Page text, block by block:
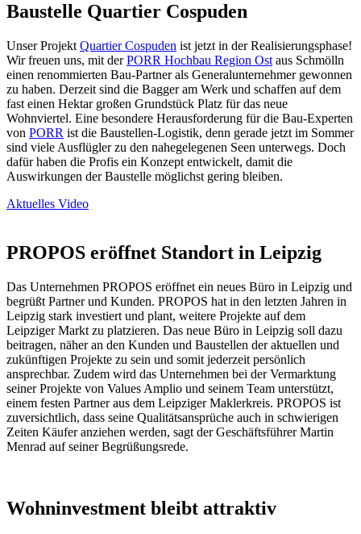
Baustelle Quartier Cospuden
Unser Projekt Quartier Cospuden ist jetzt in der Realisierungsphase!
Wir freuen uns, mit derPORR Hochbau Region Ost aus Schmölln
einen renommierten Bau-Partner als Generalunternehmer gewonnen
zu haben. Derzeit sind die Bagger am Werk und schaffen auf dem
fast einen Hektar großen Grundstück Platz für das neue
Wohnviertel. Eine besondere Herausforderung für die Bau-Experten
von PORR ist die Baustellen-Logistik, denn gerade jetzt im Sommer
sind viele Ausflügler zu den nahegelegenen Seen unterwegs. Doch
dafür haben die Profis ein Konzept entwickelt, damit die
Auswirkungen der Baustelle möglichst gering bleiben.
Aktuelles Video
PROPOS eröffnet Standort in Leipzig
Das Unternehmen PROPOS eröffnet ein neues Büro in Leipzig und
begrüßt Partner und Kunden. PROPOS hat in den letzten Jahren in
Leipzig stark investiert und plant, weitere Projekte auf dem
Leipziger Markt zu platzieren. Das neue Büro in Leipzig soll dazu
beitragen, näher an den Kunden und Baustellen der aktuellen und
zukünftigen Projekte zu sein und somit jederzeit persönlich
ansprechbar. Zudem wird das Unternehmen bei der Vermarktung
seiner Projekte von Values Amplio und seinem Team unterstützt,
einem festen Partner aus dem Leipziger Maklerkreis. PROPOS ist
zuversichtlich, dass seine Qualitätsansprüche auch in schwierigen
Zeiten Käufer anziehen werden, sagt der Geschäftsführer Martin
Menrad auf seiner Begrüßungsrede.
Wohninvestment bleibt attraktiv